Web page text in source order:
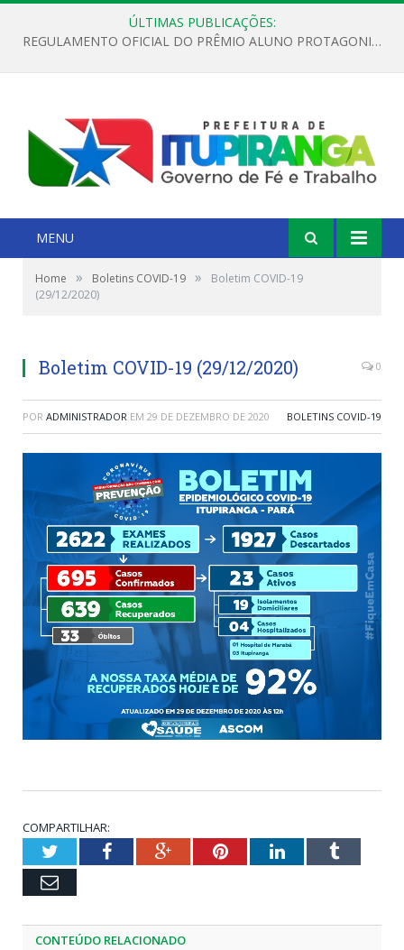
ÚLTIMAS PUBLICAÇÕES:
REGULAMENTO OFICIAL DO PRÊMIO ALUNO PROTAGONISTA – EDIÇÃO 2026
MENU
Home » Boletins COVID-19 »
Boletim COVID-19
(29/12/2020)
Boletim COVID-19 (29/12/2020) 0
POR ADMINISTRADOR EM 29 DE DEZEMBRO DE 2020 BOLETINS COVID-19
COMPARTILHAR:
TwitterFacebookGoogle+PinterestLinkedInTumblr
Email
CONTEÚDO RELACIONADO